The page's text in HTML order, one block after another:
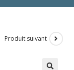
Produit suivant